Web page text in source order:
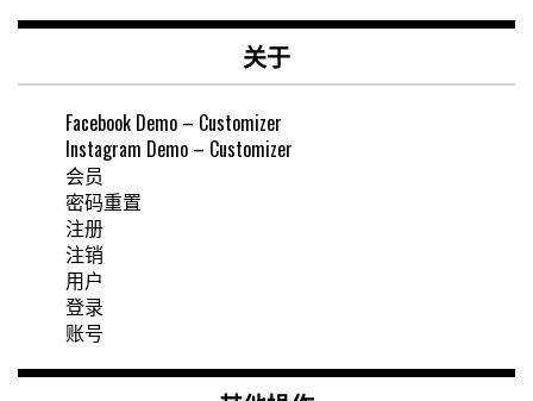
关于
Facebook Demo – Customizer
Instagram Demo – Customizer
会员
密码重置
注册
注销
用户
登录
账号